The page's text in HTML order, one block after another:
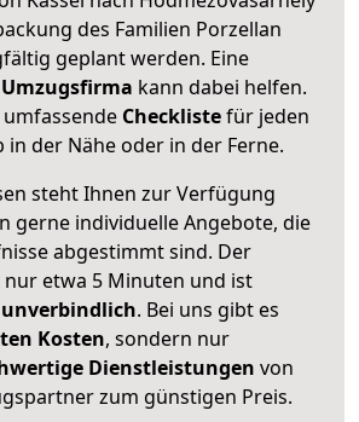
des Familien Porzellan
geplant werden. Eine
kann dabei helfen.
Checklistefür jeden
in der Nähe oder in der Ferne.
steht Ihnen zur Verfügung
gerne individuelle Angebote, die
abgestimmt sind. Der
nur etwa 5 Minuten und ist
unverbindlich. Bei uns gibt es
Kosten, sondern nur
Dienstleistungen von
zum günstigen Preis.